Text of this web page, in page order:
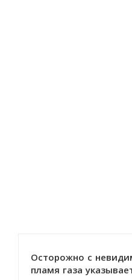
Осторожно с
пламя газа